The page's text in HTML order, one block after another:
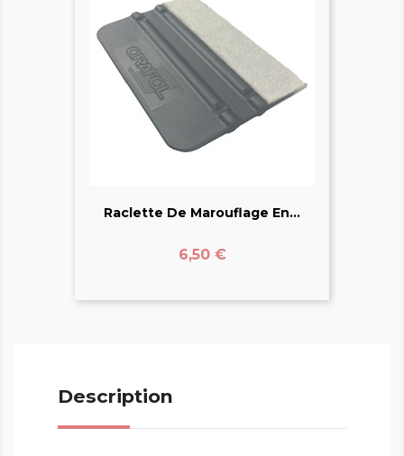
Raclette De Marouflage En...
Prix
6,50 €
Description